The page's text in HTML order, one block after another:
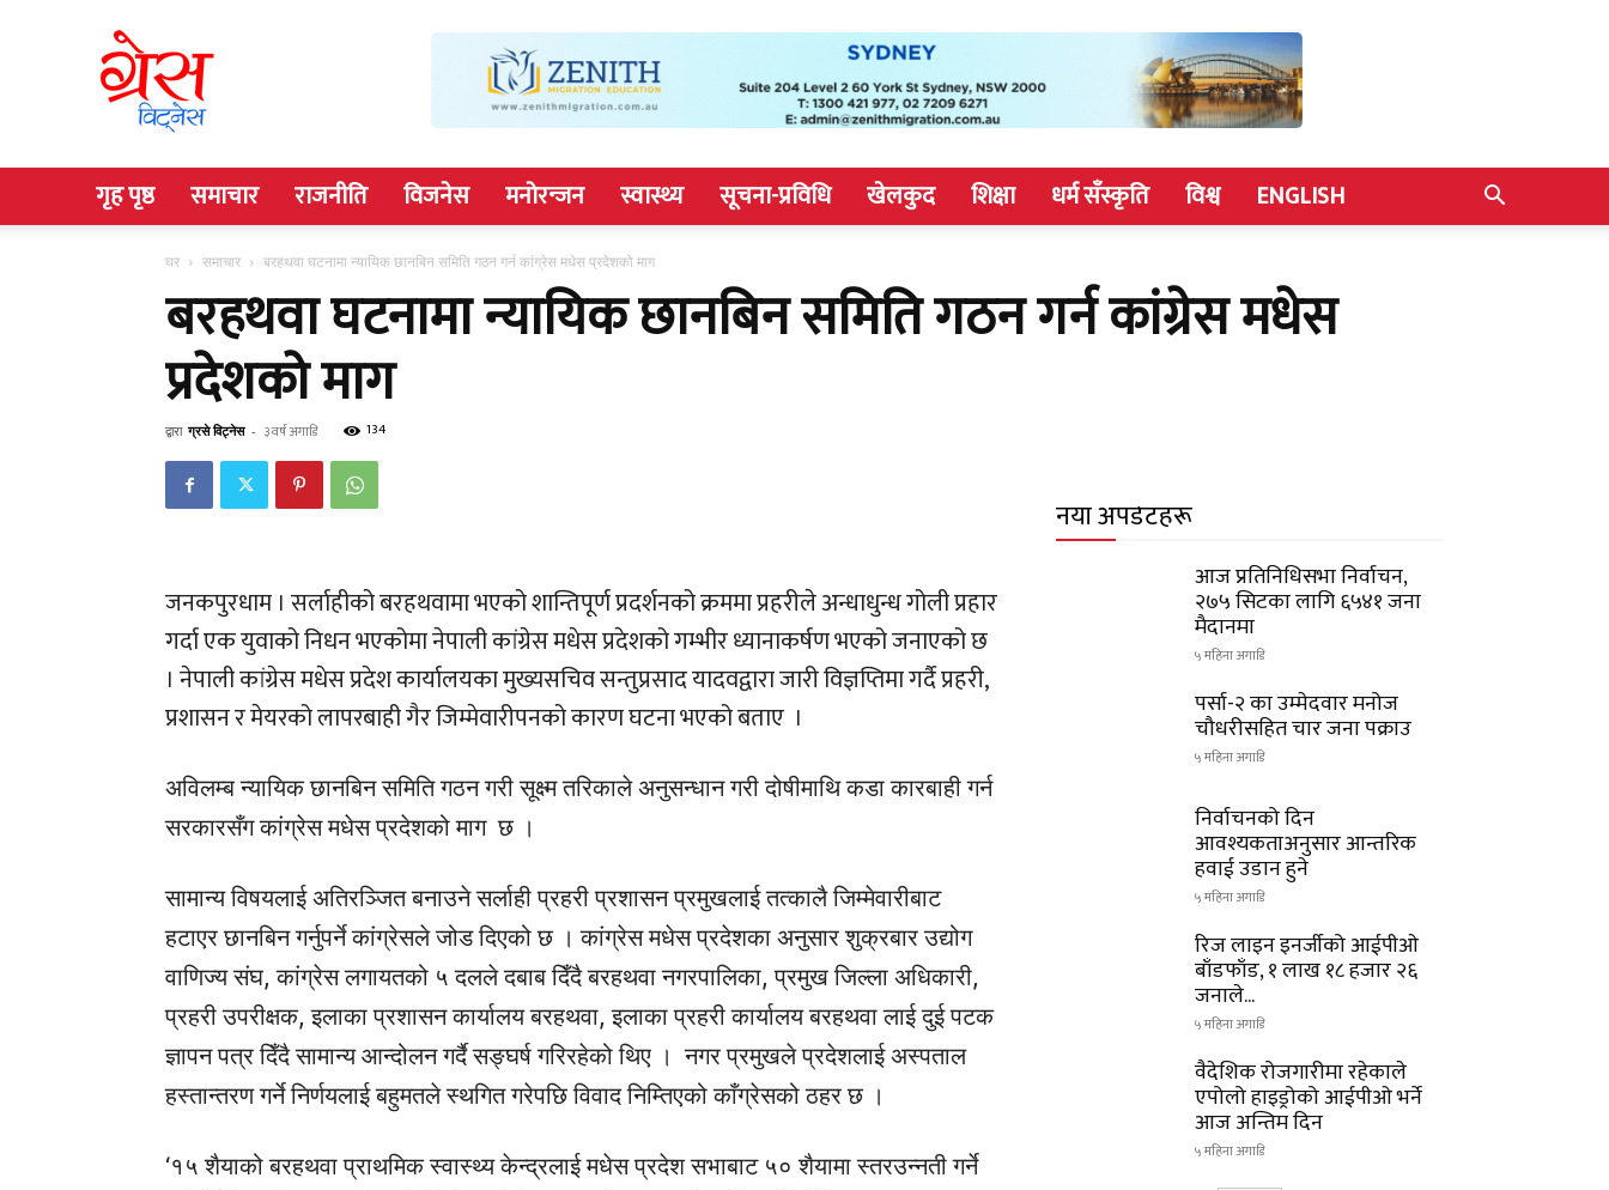
गृह पृष्ठ समाचार राजनीति विजनेस मनोरन्जन स्वास्थ्य सूचना-प्रविधि खेलकुद शिक्षा धर्म सँस्कृति विश्व ENGLISH
घर समाचार बरहथवा घटनामा न्यायिक छानबिन समिति गठन गर्न कांग्रेस मधेस प्रदेशको माग
बरहथवा घटनामा न्यायिक छानबिन समिति गठन गर्न कांग्रेस मधेस
प्रदेशको माग
द्वारा ग्रसे विट्नेस - ३ वर्ष अगाडि 134
जनकपुरधाम । सर्लाहीको बरहथवामा भएको शान्तिपूर्ण प्रदर्शनको क्रममा प्रहरीले अन्धाधुन्ध गोली प्रहार
गर्दा एक युवाको निधन भएकोमा नेपाली कांग्रेस मधेस प्रदेशको गम्भीर ध्यानाकर्षण भएको जनाएको छ
। नेपाली कांग्रेस मधेस प्रदेश कार्यालयका मुख्यसचिव सन्तुप्रसाद यादवद्वारा जारी विज्ञप्तिमा गर्दै प्रहरी,
प्रशासन र मेयरको लापरबाही गैर जिम्मेवारीपनको कारण घटना भएको बताए ।
अविलम्ब न्यायिक छानबिन समिति गठन गरी सूक्ष्म तरिकाले अनुसन्धान गरी दोषीमाथि कडा कारबाही गर्न
सरकारसँग कांग्रेस मधेस प्रदेशको माग छ ।
सामान्य विषयलाई अतिरञ्जित बनाउने सर्लाही प्रहरी प्रशासन प्रमुखलाई तत्कालै जिम्मेवारीबाट
हटाएर छानबिन गर्नुपर्ने कांग्रेसले जोड दिएको छ । कांग्रेस मधेस प्रदेशका अनुसार शुक्रबार उद्योग
वाणिज्य संघ, कांग्रेस लगायतको ५ दलले दबाब दिँदै बरहथवा नगरपालिका, प्रमुख जिल्ला अधिकारी,
प्रहरी उपरीक्षक, इलाका प्रशासन कार्यालय बरहथवा, इलाका प्रहरी कार्यालय बरहथवा लाई दुई पटक
ज्ञापन पत्र दिँदै सामान्य आन्दोलन गर्दै सङ्घर्ष गरिरहेको थिए । नगर प्रमुखले प्रदेशलाई अस्पताल
हस्तान्तरण गर्ने निर्णयलाई बहुमतले स्थगित गरेपछि विवाद निम्तिएको काँग्रेसको ठहर छ ।
‘१५ शैयाको बरहथवा प्राथमिक स्वास्थ्य केन्द्रलाई मधेस प्रदेश सभाबाट ५० शैयामा स्तरउन्नती गर्ने
नयाँ अपडेटहरू
आज प्रतिनिधिसभा निर्वाचन,
२७५ सिटका लागि ६५४१ जना
मैदानमा
५ महिना अगाडि
पर्सा-२ का उम्मेदवार मनोज
चौधरीसहित चार जना पक्राउ
५ महिना अगाडि
निर्वाचनको दिन
आवश्यकताअनुसार आन्तरिक
हवाई उडान हुने
५ महिना अगाडि
रिज लाइन इनर्जीको आईपीओ
बाँडफाँड, १ लाख १८ हजार २६
जनाले...
५ महिना अगाडि
वैदेशिक रोजगारीमा रहेकाले
एपोलो हाइड्रोको आईपीओ भर्ने
आज अन्तिम दिन
५ महिना अगाडि